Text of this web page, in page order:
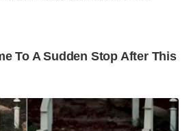
ศจิกายนนี้
นแดงขึ้นจากหลังหูแล้วลามไปยัง
ลำตัว แขน ขา จากนั้นไข้จะลดลง
ไป ส่วนภาวะแทรกซ้อนที่พบได้คือ
สบจนถึงปอดบวม หูชั้นกลาง